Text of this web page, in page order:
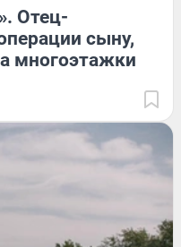
Отец-
сыну,
многоэтажки